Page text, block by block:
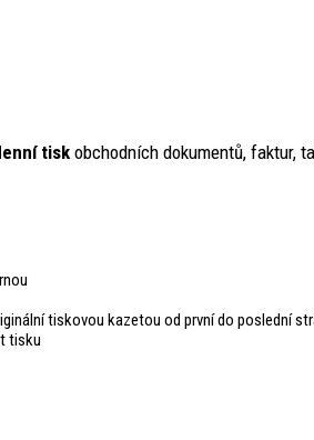
tisk obchodních dokumentů, faktur,
tiskovou kazetou od první do poslední
tisku